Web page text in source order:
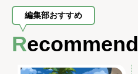
編集部おすすめ
Recommend